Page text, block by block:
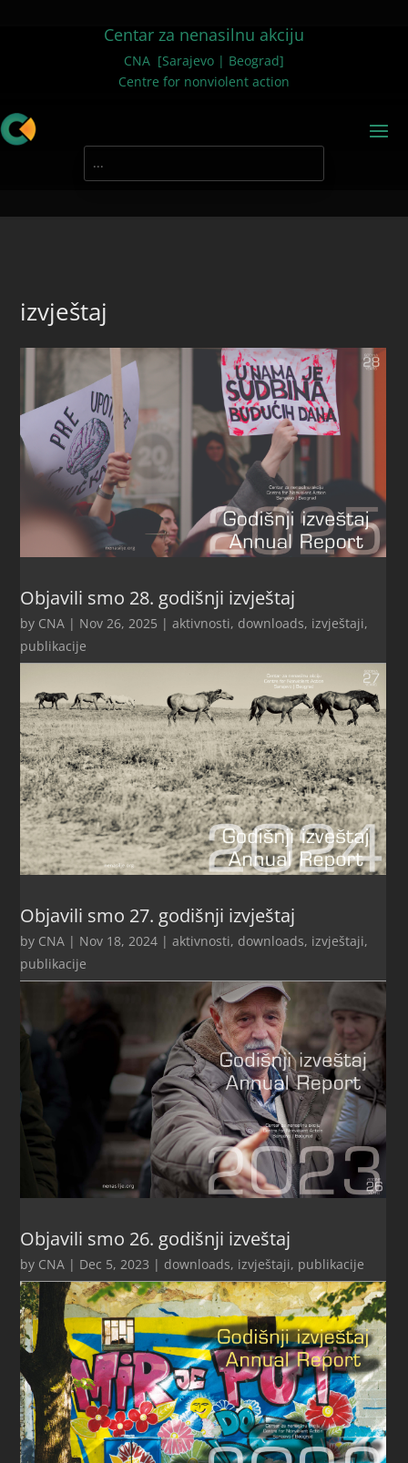
Centar za nenasilnu akciju
CNA [Sarajevo | Beograd]
Centre for nonviolent action
izvještaj
Objavili smo 28. godišnji izvještaj
by CNA | Nov 26, 2025 |aktivnosti, downloads, izvještaji,
publikacije
Objavili smo 27. godišnji izvještaj
by CNA | Nov 18, 2024 |aktivnosti, downloads, izvještaji,
publikacije
Objavili smo 26. godišnji izveštaj
by CNA | Dec 5, 2023 | downloads, izvještaji, publikacije